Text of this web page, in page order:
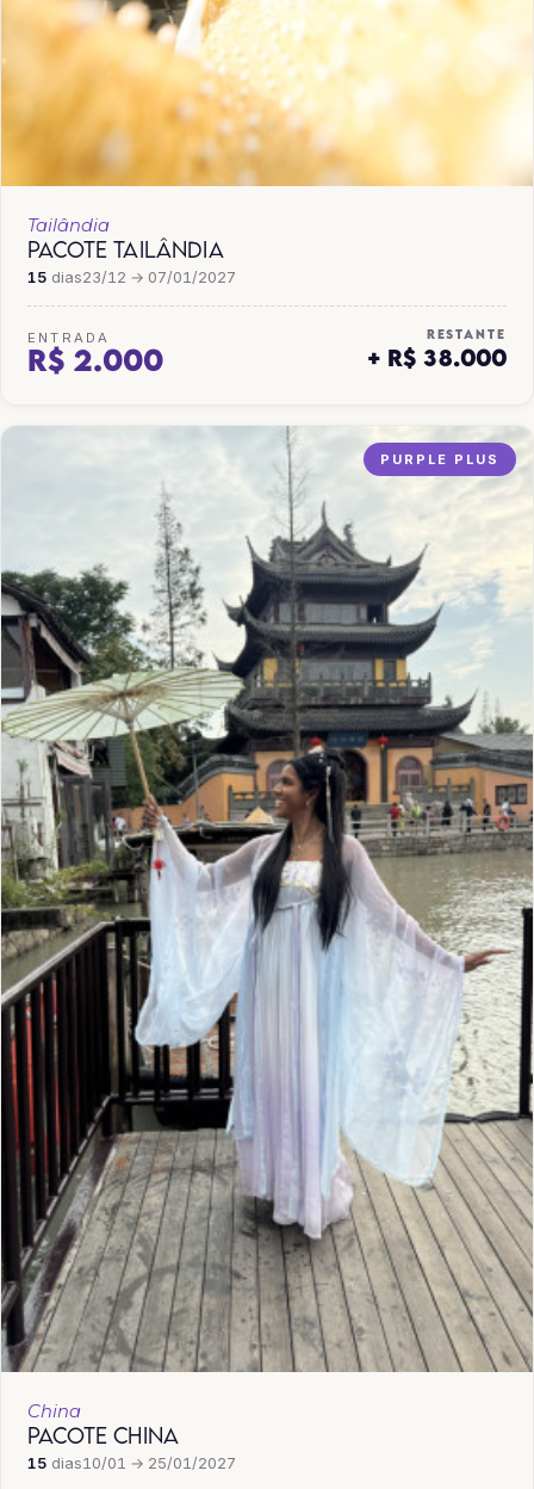
Tailândia
PACOTE TAILÂNDIA
15 dias23/12 → 07/01/2027
ENTRADA
R$ 2.000
RESTANTE
+ R$ 38.000
PURPLE PLUS
China
PACOTE CHINA
15 dias10/01 → 25/01/2027